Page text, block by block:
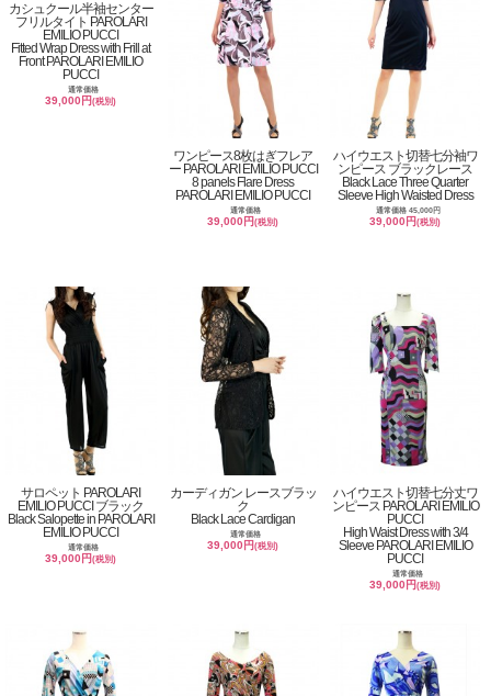
カシュクール半袖センター
フリルタイト PAROLARI
EMILIO PUCCI
Fitted Wrap Dress with Frill at
Front PAROLARI EMILIO
PUCCI
通常価格
39,000円(税別)
ワンピース8枚はぎフレア
ー PAROLARI EMILIO PUCCI
8 panels Flare Dress
PAROLARI EMILIO PUCCI
通常価格
39,000円(税別)
ハイウエスト切替七分袖ワ
ンピース ブラックレース
Black Lace Three Quarter
Sleeve High Waisted Dress
通常価格 45,000円
39,000円(税別)
サロペット PAROLARI
EMILIO PUCCI ブラック
Black Salopette in PAROLARI
EMILIO PUCCI
通常価格
39,000円(税別)
カーディガン レースブラッ
ク
Black Lace Cardigan
通常価格
39,000円(税別)
ハイウエスト切替七分丈ワ
ンピース PAROLARI EMILIO
PUCCI
High Waist Dress with 3/4
Sleeve PAROLARI EMILIO
PUCCI
通常価格
39,000円(税別)